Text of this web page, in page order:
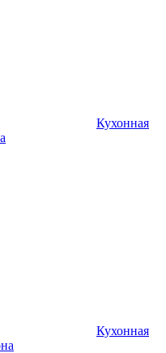
Кухонная
Кухонная